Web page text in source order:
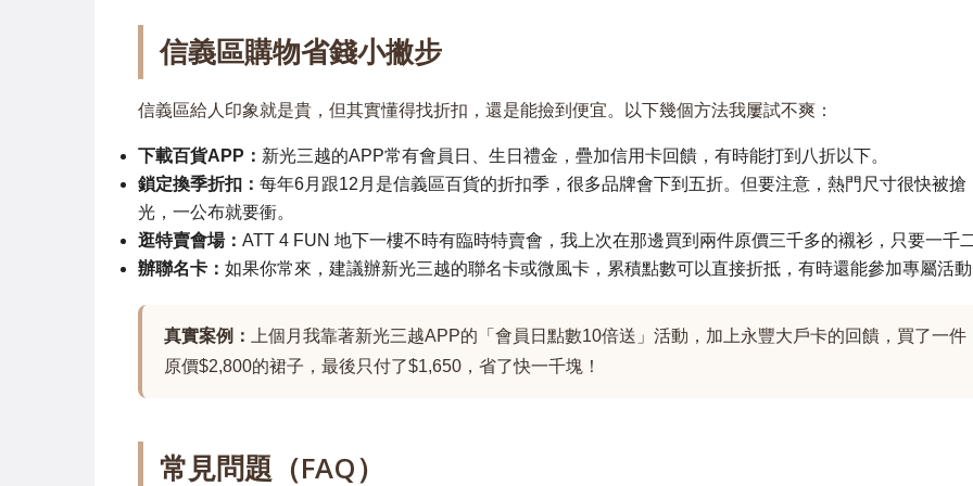
信義區購物省錢小撇步
信義區給人印象就是貴，但其實懂得找折扣，還是能撿到便宜。以下幾個方法我屢試不爽：
下載百貨APP： 新光三越的APP常有會員日、生日禮金，疊加信用卡回饋，有時能打到八折以下。
鎖定換季折扣： 每年6月跟12月是信義區百貨的折扣季，很多品牌會下到五折。但要注意，熱門尺寸很快被搶
光，一公布就要衝。
逛特賣會場： ATT 4 FUN 地下一樓不時有臨時特賣會，我上次在那邊買到兩件原價三千多的襯衫，只要一千
辦聯名卡： 如果你常來，建議辦新光三越的聯名卡或微風卡，累積點數可以直接折抵，有時還能參加專屬活
真實案例：
上個月我靠著新光三越APP的「會員日點數10倍送」活動，加上永豐大戶卡的回饋，買了一件
原價$2,800的裙子，最後只付了$1,650，省了快一千塊！
常見問題（FAQ）